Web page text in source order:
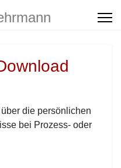
die persönlichen
bei Prozess- oder